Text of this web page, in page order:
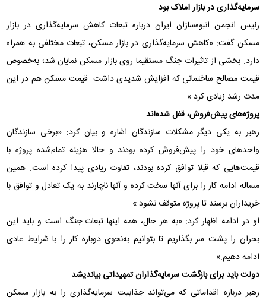
سرمایه‌گذاری در بازار املاک بود
رئیس انجمن انبوه‌سازان ایران درباره تبعات کاهش سرمایه‌گذاری در بازار
مسکن گفت: «کاهش سرمایه‌گذاری در بازار مسکن، تبعات مختلفی به همراه
دارد. بخشی از تاثیرات جنگ مستقیما روی بازار مسکن نمایان شد؛ به‌خصوص
قیمت مصالح ساختمانی که افزایش شدیدی داشت. قیمت مسکن هم در این
مدت رشد زیادی کرد.»
پروژه‌های پیش‌فروش، قفل شده‌اند
رهبر به یکی دیگر مشکلات سازندگان اشاره و بیان کرد: «برخی سازندگان
واحدهای خود را پیش‌فروش کرده بودند و حالا هزینه تمام‌شده پروژه با
قیمت‌هایی که قبلا توافق کرده بودند، تفاوت زیادی پیدا کرده است. همین
مساله ادامه کار را برای آنها سخت کرده و آنها ناچارند به یک تعادل و توافق با
خریداران برسند تا پروژه متوقف نشود.»
او در ادامه اظهار کرد: «به هر حال، همه اینها تبعات جنگ است و باید این
بحران را پشت سر بگذاریم تا بتوانیم به‌نحوی دوباره کار را با شرایط عادی
ادامه دهیم.»
دولت باید برای بازگشت سرمایه‌گذاران تمهیداتی بیاندیشد
رهبر درباره اقداماتی که می‌تواند جذابیت سرمایه‌گذاری را به بازار مسکن